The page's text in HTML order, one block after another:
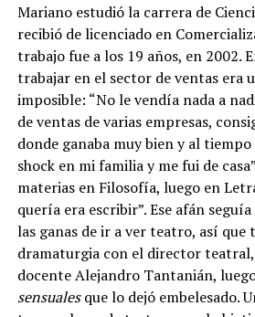
Mariano estudió la carrera de
recibió de licenciado en
trabajo fue a los 19 años, en 2002.
trabajar en el sector de ventas era
imposible: “No le vendía nada a
de ventas de varias empresas,
donde ganaba muy bien y al
shock en mi familia y me fui de
materias en Filosofía, luego en
quería era escribir”. Ese afán
las ganas de ir a ver teatro, así que
dramaturgia con el director
docente Alejandro Tantanián,
sensualesque lo dejó embelesado.